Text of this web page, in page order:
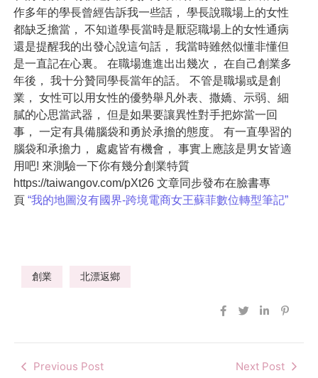
作多年的學長曾經告訴我一些話， 學長說職場上的女性
都缺乏擔當， 不知道學長當時是厭惡職場上的女性通病
還是提醒我的出發心說這句話， 我當時雖然似懂非懂但
是一直記在心裏。 在職場進進出出幾次， 在自己創業多
年後， 我十分贊同學長當年的話。 不管是職場或是創
業， 女性可以用女性的優勢舉凡外表、撒嬌、示弱、細
膩的心思當武器， 但是如果要讓異性對手把妳當一回
事， 一定有具備腦袋和勇於承擔的態度。 有一直學習的
腦袋和承擔力， 處處皆有機會， 事實上應該是男女皆適
用吧! 來測驗一下你有幾分創業特質
https://taiwangov.com/pXt26 文章同步發布在臉書專
頁 “我的地圖沒有國界-跨境電商女王蘇菲數位轉型筆記”
創業 北漂返鄉
Previous Post Next Post